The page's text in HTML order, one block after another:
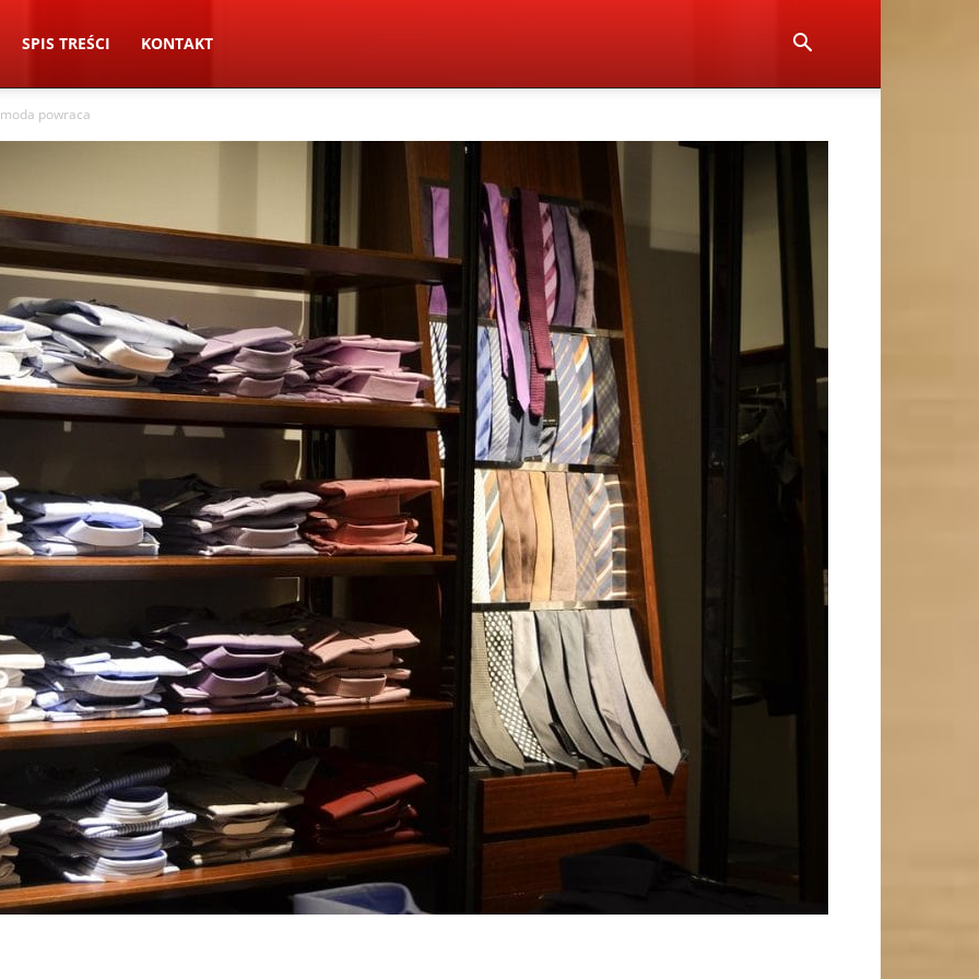
SPIS TREŚCI KONTAKT
powraca